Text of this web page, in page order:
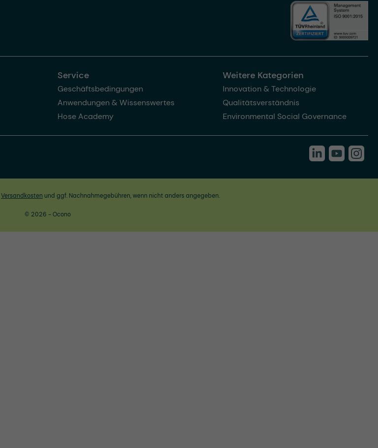
Service
Geschäftsbedingungen
Anwendungen & Wissenswertes
Hose Academy
Weitere Kategorien
Innovation & Technologie
Qualitätsverständnis
Environmental Social Governance
Versandkosten und ggf. Nachnahmegebühren, wenn nicht anders angegeben.
© 2026 - Ocono